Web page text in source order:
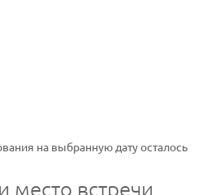
на выбранную дату осталось
место встречи